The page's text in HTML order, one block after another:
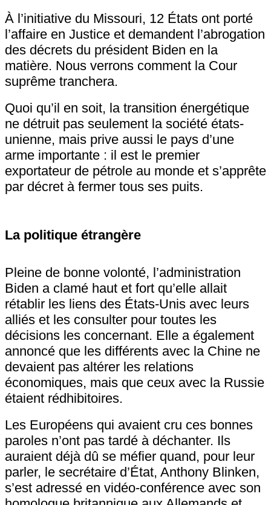
À l’initiative du Missouri, 12 États ont porté
l’affaire en Justice et demandent l’abrogation
des décrets du président Biden en la
matière. Nous verrons comment la Cour
suprême tranchera.
Quoi qu’il en soit, la transition énergétique
ne détruit pas seulement la société états-
unienne, mais prive aussi le pays d’une
arme importante : il est le premier
exportateur de pétrole au monde et s’apprête
par décret à fermer tous ses puits.
La politique étrangère
Pleine de bonne volonté, l’administration
Biden a clamé haut et fort qu’elle allait
rétablir les liens des États-Unis avec leurs
alliés et les consulter pour toutes les
décisions les concernant. Elle a également
annoncé que les différents avec la Chine ne
devaient pas altérer les relations
économiques, mais que ceux avec la Russie
étaient rédhibitoires.
Les Européens qui avaient cru ces bonnes
paroles n’ont pas tardé à déchanter. Ils
auraient déjà dû se méfier quand, pour leur
parler, le secrétaire d’État, Anthony Blinken,
s’est adressé en vidéo-conférence avec son